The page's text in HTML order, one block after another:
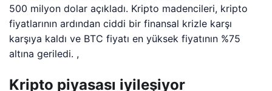
500 milyon dolar açıkladı. Kripto madencileri, kripto
fiyatlarının ardından ciddi bir finansal krizle karşı
karşıya kaldı ve BTC fiyatı en yüksek fiyatının %75
altına geriledi. ,
Kripto piyasası iyileşiyor